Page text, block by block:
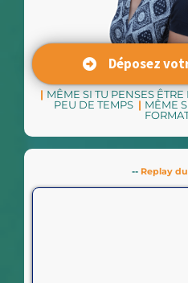
Déposez
| MÊME SI TU PENSES
PEU DE TEMPS | MÊME
-- Replay